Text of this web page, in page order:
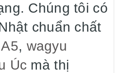
Chúng tôi có
chuẩn chất
, wagyu
Úc mà thị